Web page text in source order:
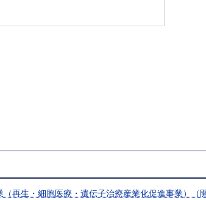
再生・細胞医療・遺伝子治療産業化促進事業）（